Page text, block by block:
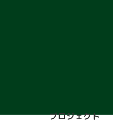
プロジェクト